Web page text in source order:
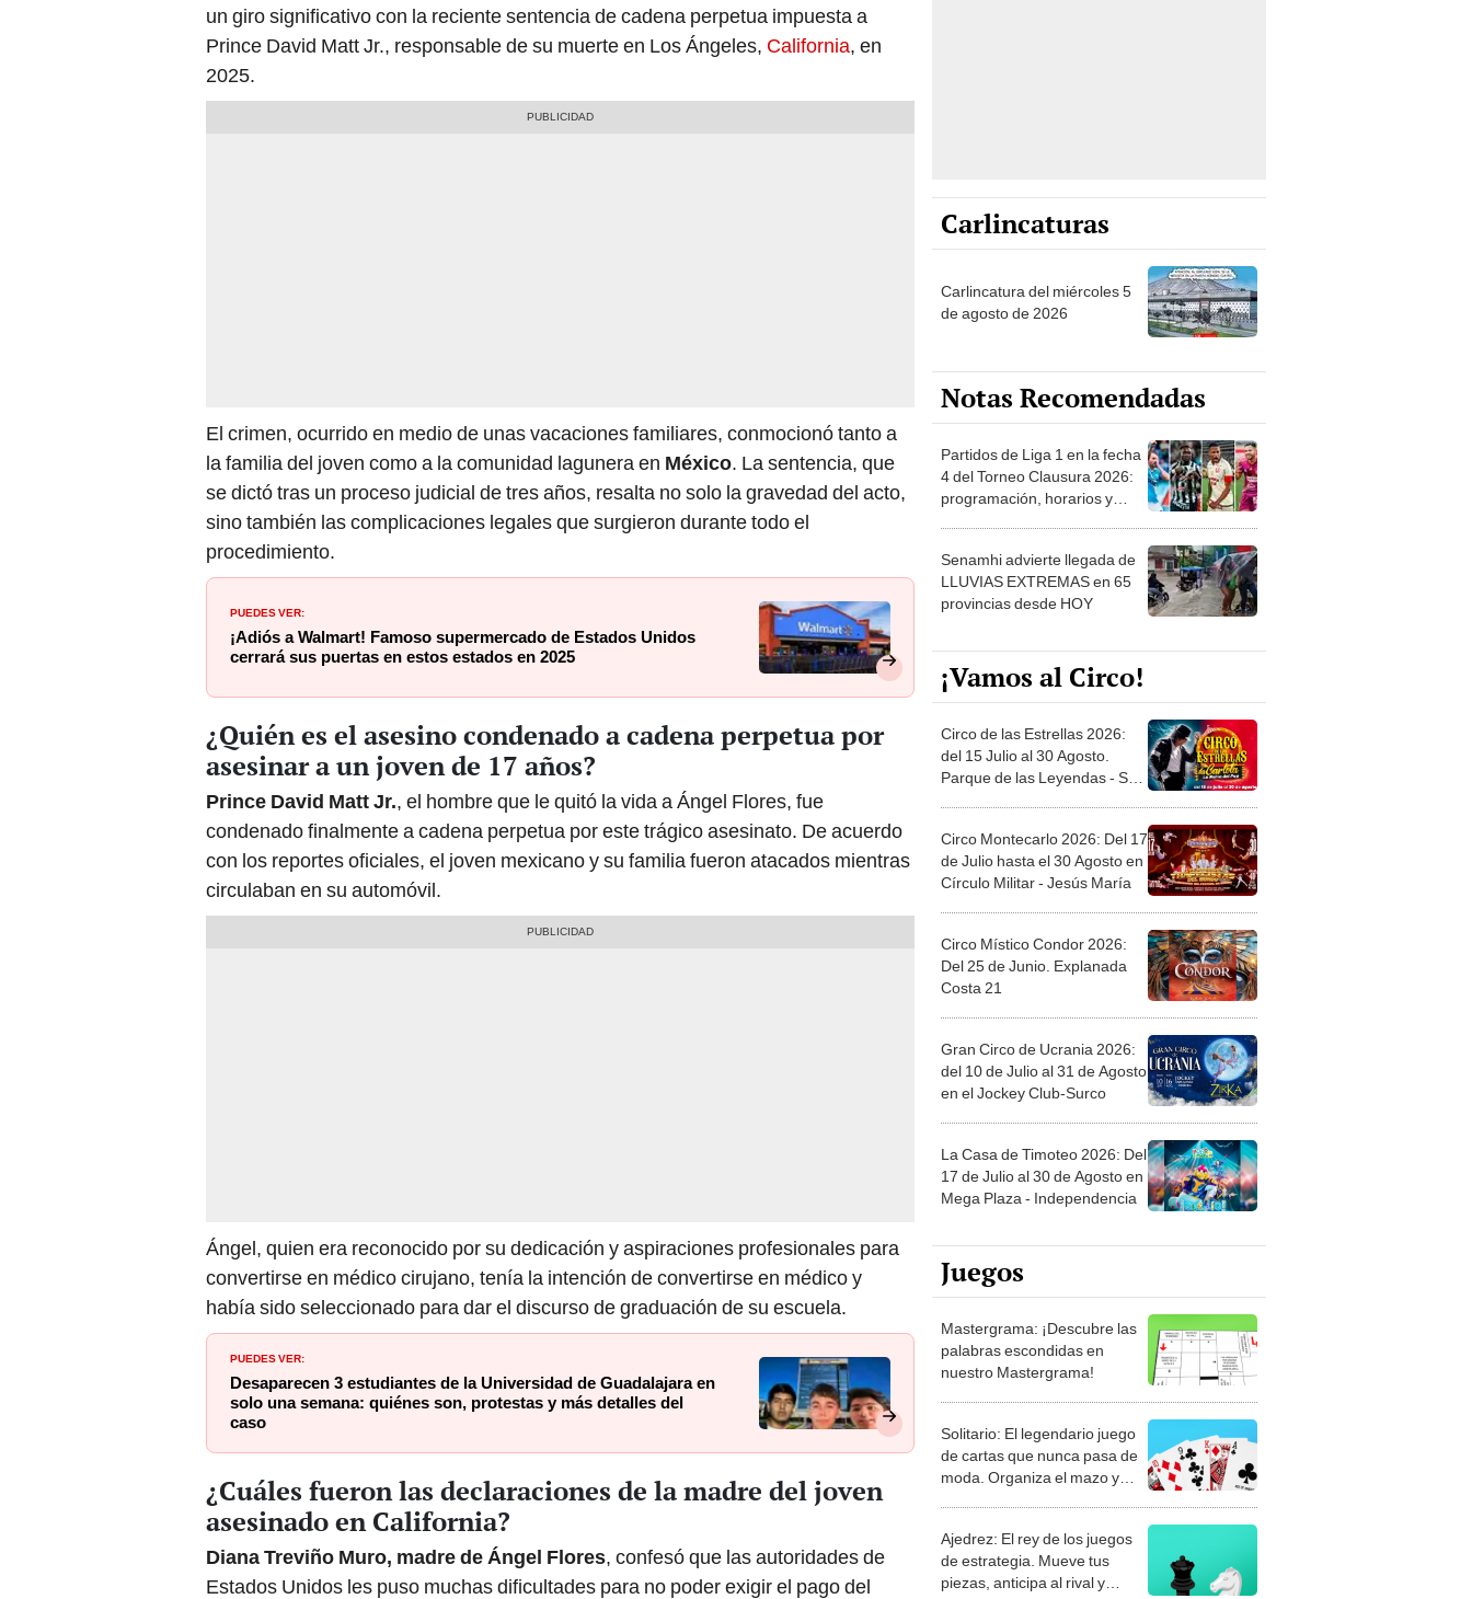
un giro significativo con la reciente sentencia de cadena perpetua impuesta a
Prince David Matt Jr., responsable de su muerte en Los Ángeles, California, en
2025.
El crimen, ocurrido en medio de unas vacaciones familiares, conmocionó tanto a
la familia del joven como a la comunidad lagunera en México. La sentencia, que
se dictó tras un proceso judicial de tres años, resalta no solo la gravedad del acto,
sino también las complicaciones legales que surgieron durante todo el
procedimiento.
PUEDES VER:
¡Adiós a Walmart! Famoso supermercado de Estados Unidos
cerrará sus puertas en estos estados en 2025
¿Quién es el asesino condenado a cadena perpetua por
asesinar a un joven de 17 años?
Prince David Matt Jr., el hombre que le quitó la vida a Ángel Flores, fue
condenado finalmente a cadena perpetua por este trágico asesinato. De acuerdo
con los reportes oficiales, el joven mexicano y su familia fueron atacados mientras
circulaban en su automóvil.
Ángel, quien era reconocido por su dedicación y aspiraciones profesionales para
convertirse en médico cirujano, tenía la intención de convertirse en médico y
había sido seleccionado para dar el discurso de graduación de su escuela.
PUEDES VER:
Desaparecen 3 estudiantes de la Universidad de Guadalajara en
solo una semana: quiénes son, protestas y más detalles del
caso
¿Cuáles fueron las declaraciones de la madre del joven
asesinado en California?
Diana Treviño Muro, madre de Ángel Flores, confesó que las autoridades de
Estados Unidos les puso muchas dificultades para no poder exigir el pago del
Carlincaturas
Carlincatura del miércoles 5
de agosto de 2026
Notas Recomendadas
Partidos de Liga 1 en la fecha
4 del Torneo Clausura 2026:
programación, horarios y
Senamhi advierte llegada de
LLUVIAS EXTREMAS en 65
provincias desde HOY
¡Vamos al Circo!
Circo de las Estrellas 2026:
del 15 Julio al 30 Agosto.
Parque de las Leyendas - San
Circo Montecarlo 2026: Del 17
de Julio hasta el 30 Agosto en
Círculo Militar - Jesús María
Circo Místico Condor 2026:
Del 25 de Junio. Explanada
Costa 21
Gran Circo de Ucrania 2026:
del 10 de Julio al 31 de Agosto
en el Jockey Club-Surco
La Casa de Timoteo 2026: Del
17 de Julio al 30 de Agosto en
Mega Plaza - Independencia
Juegos
Mastergrama: ¡Descubre las
palabras escondidas en
nuestro Mastergrama!
Solitario: El legendario juego
de cartas que nunca pasa de
moda. Organiza el mazo y
Ajedrez: El rey de los juegos
de estrategia. Mueve tus
piezas, anticipa al rival y